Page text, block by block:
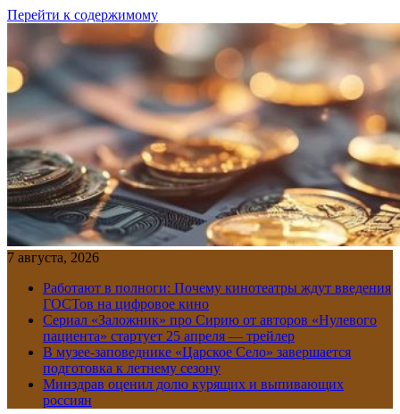
Перейти к содержимому
7 августа, 2026
Работают в полноги: Почему кинотеатры ждут введения
ГОСТов на цифровое кино
Сериал «Заложник» про Сирию от авторов «Нулевого
пациента» стартует 25 апреля — трейлер
В музее-заповеднике «Царское Село» завершается
подготовка к летнему сезону
Минздрав оценил долю курящих и выпивающих
россиян